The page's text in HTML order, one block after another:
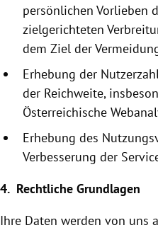
persönlichen Vorlieben
zielgerichteten
dem Ziel der
Erhebung der
der Reichweite,
Österreichische
Erhebung des
Verbesserung der
4. Rechtliche Grundlagen
Ihre Daten werden von uns